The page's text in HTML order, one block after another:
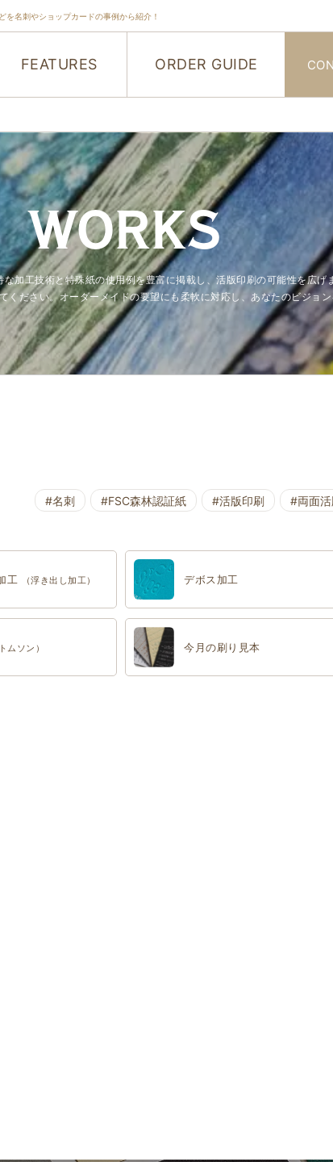
名刺やショップカードの事例から紹介！
FEATURES ORDER GUIDE
WORKS
加工技術と特殊紙の使用例を豊富に掲載し、活版印刷の可能性を広
ください。オーダーメイドの要望にも柔軟に対応し、あなたのビジョン
#名刺 #FSC森林認証紙 #活版印刷 #両面活
工 （浮き出し加工） デボス加工
トムソン） 今月の刷り見本